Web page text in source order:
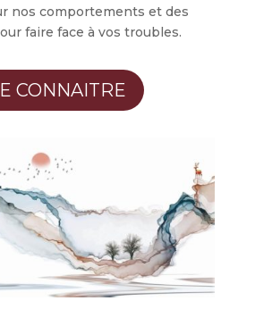
nos comportements et des
faire face à vos troubles.
CONNAITRE